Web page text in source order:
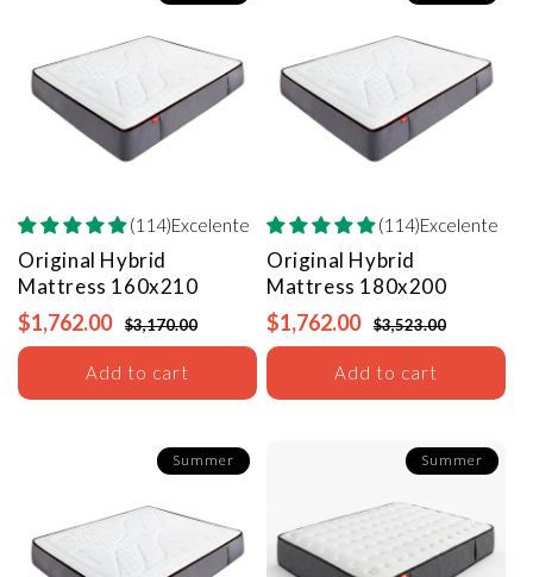
(114)Excelente
Original Hybrid
Mattress 160x210
$1,762.00 $3,170.00
Add to cart
(114)Excelente
Original Hybrid
Mattress 180x200
$1,762.00 $3,523.00
Add to cart
Summer Summer